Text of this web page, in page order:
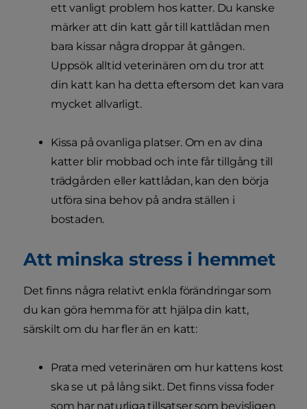
ett vanligt problem hos katter. Du kanske
märker att din katt går till kattlådan men
bara kissar några droppar åt gången.
Uppsök alltid veterinären om du tror att
din katt kan ha detta eftersom det kan vara
mycket allvarligt.
Kissa på ovanliga platser. Om en av dina
katter blir mobbad och inte får tillgång till
trädgården eller kattlådan, kan den börja
utföra sina behov på andra ställen i
bostaden.
Att minska stress i hemmet
Det finns några relativt enkla förändringar som
du kan göra hemma för att hjälpa din katt,
särskilt om du har fler än en katt:
Prata med veterinären om hur kattens kost
ska se ut på lång sikt. Det finns vissa foder
som har naturliga tillsatser som bevisligen